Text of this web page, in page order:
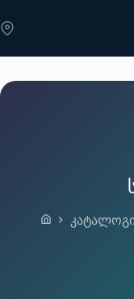
to
content
Home